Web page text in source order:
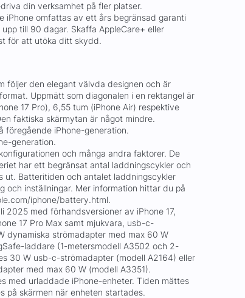
din verksamhet på fler platser.
iPhone omfattas av ett års begränsad garanti
till 90 dagar. Skaffa AppleCare+ eller
för att utöka ditt skydd.
följer den elegant välvda designen och är
Uppmätt som diagonalen i en rektangel är
17 Pro), 6,55 tum (iPhone Air) respektive
faktiska skärmytan är något mindre.
föregående iPhone-generation.
generation.
och många andra faktorer. De
har ett begränsat antal laddningscykler och
ut. Batteritiden och antalet laddningscykler
och inställningar. Mer information hittar du på
iphone/battery.html.
2025 med förhandsversioner av iPhone 17,
17 Pro Max samt mjukvara, usb-c-
dynamiska strömadapter med max 60 W
laddare (1-metersmodell A3502 och 2-
30 W usb-c-strömadapter (modell A2164) eller
med max 60 W (modell A3351).
med urladdade iPhone-enheter. Tiden mättes
på skärmen när enheten startades.